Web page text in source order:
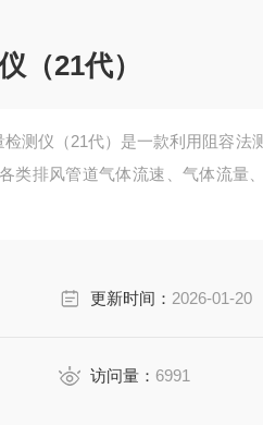
（21代）
测仪（21代）是一款利用阻容法
类排风管道气体流速、气体流量
更新时间： 2026-01-20
访问量： 6991